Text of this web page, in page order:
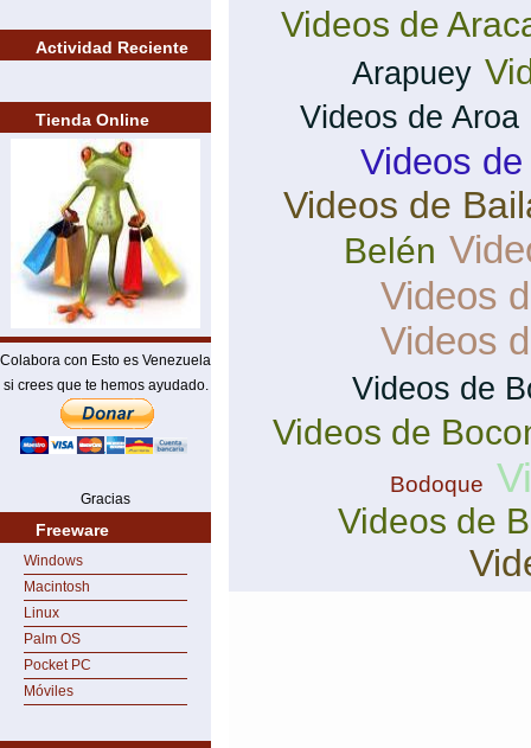
Actividad Reciente
Tienda Online
Colabora con Esto es Venezuela
si crees que te hemos ayudado.
Gracias
Freeware
Windows
Macintosh
Linux
Palm OS
Pocket PC
Móviles
Videos de
Arapuey
Videos de Aroa
Videos
Videos de
Belén
Videos
Videos
Videos de
Videos de
Bodoque
Videos de